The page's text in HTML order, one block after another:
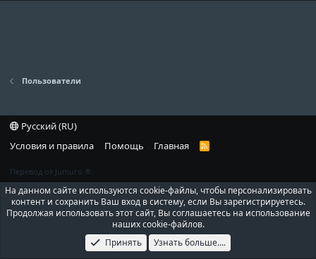
Пользователи
Русский (RU)
Условия и правила
Помощь Главная
R
Перевод от Jumuro ®
На данном сайте используются cookie-файлы, чтобы персонализировать
контент и сохранить Ваш вход в систему, если Вы зарегистрируетесь.
Продолжая использовать этот сайт, Вы соглашаетесь на использование
наших cookie-файлов.
Принять
Узнать больше....